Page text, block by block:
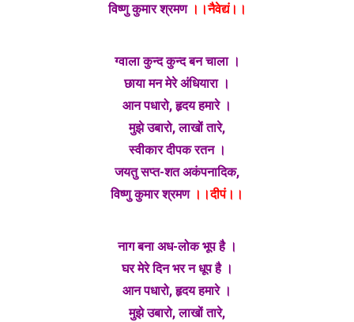
विष्णु कुमार श्रमण ।।नैवेद्यं।।
ग्वाला कुन्द कुन्द बन चाला ।
छाया मन मेरे अंधियारा ।
आन पधारो, हृदय हमारे ।
मुझे उबारो, लाखों तारे,
स्वीकार दीपक रतन ।
जयतु सप्त-शत अकंपनादिक,
विष्णु कुमार श्रमण ।।दीपं।।
नाग बना अध-लोक भूप है ।
घर मेरे दिन भर न धूप है ।
आन पधारो, हृदय हमारे ।
मुझे उबारो, लाखों तारे,